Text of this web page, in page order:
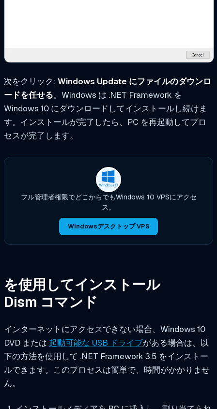
次をクリック: Windows Update にファイルのダウンロ
ードを任せる。Windows は .NET Framework を
Windows 10 にダウンロードしてインストールし続けま
す。インストールが完了したら、PC を再起動してプロ
セスが完了します。
フル管理者権限でどこからでもWindows 10 VPSにアクセ
ス。
Windowsデスクトップ VPS
を使用してインストール
Dism コマンド
インターネットにアクセスできない場合、Windows 10
DVD または 起動可能な USB ドライブがある場合は、以
下の方法を使用して .NET Framework 3.5 をインストー
ルできます。このプロセスは簡単で、時間がかかりませ
ん。